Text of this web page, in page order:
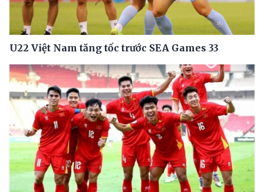
U22 Việt Nam tăng tốc trước SEA Games 33